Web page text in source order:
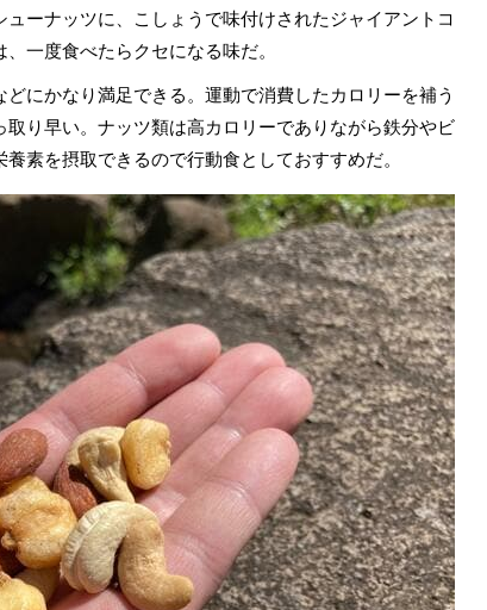
ーナッツに、こしょうで味付けされたジャイアントコ
一度食べたらクセになる味だ。
にかなり満足できる。運動で消費したカロリーを補う
り早い。ナッツ類は高カロリーでありながら鉄分やビ
素を摂取できるので行動食としておすすめだ。